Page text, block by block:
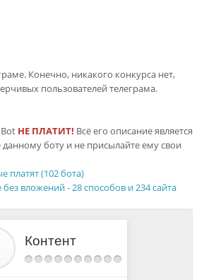
Конечно, никакого конкурса нет,
пользователей телеграма.
НЕ ПЛАТИТ! Всё его описание является
боту и не присылайте ему свои
платят (102 бота)
вложений - 28 способов и 234 сайта
Контент